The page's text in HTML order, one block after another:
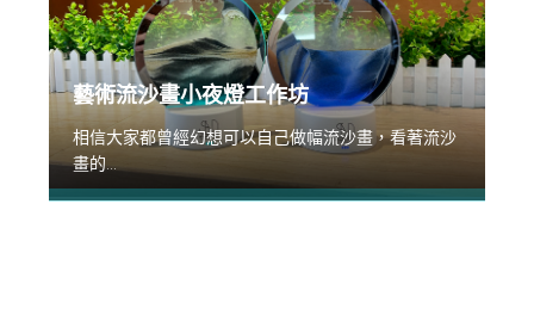
藝術流沙畫小夜燈工作坊
相信大家都曾經幻想可以自己做幅流沙畫，看著流沙
畫的...